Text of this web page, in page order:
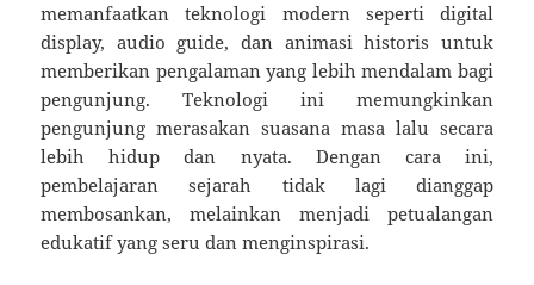
memanfaatkan teknologi modern seperti digital
display, audio guide, dan animasi historis untuk
memberikan pengalaman yang lebih mendalam bagi
pengunjung. Teknologi ini memungkinkan
pengunjung merasakan suasana masa lalu secara
lebih hidup dan nyata. Dengan cara ini,
pembelajaran sejarah tidak lagi dianggap
membosankan, melainkan menjadi petualangan
edukatif yang seru dan menginspirasi.